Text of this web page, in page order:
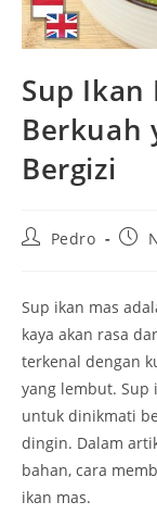
Sup Ikan
Berkuah
Bergizi
PostPedro
Post
Sup ikan mas
kaya akan rasa
terkenal dengan
yang lembut. Sup
untuk dinikmati
dingin. Dalam
bahan, cara
ikan mas.